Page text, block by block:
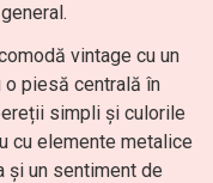
vintage cu un
piesă centrală în
simpli și culorile
cu elemente metalice
și un sentiment de